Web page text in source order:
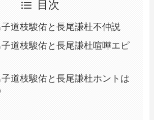
目次
道枝駿佑と長尾謙杜不仲説
道枝駿佑と長尾謙杜喧嘩エピ
道枝駿佑と長尾謙杜ホントは